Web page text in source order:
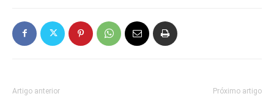
Artigo anterior Próximo artigo